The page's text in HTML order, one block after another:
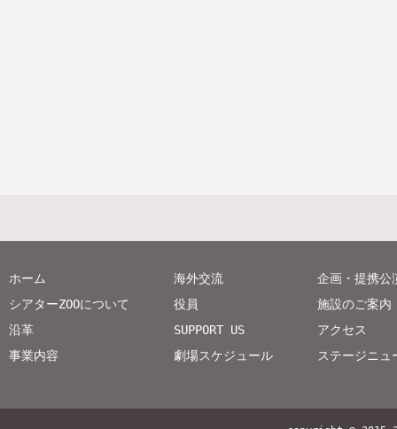
ホーム
シアターZOOについて
沿革
事業内容
海外交流
役員
SUPPORT US
劇場スケジュール
企画・提携公
施設のご案内
アクセス
ステージニュ